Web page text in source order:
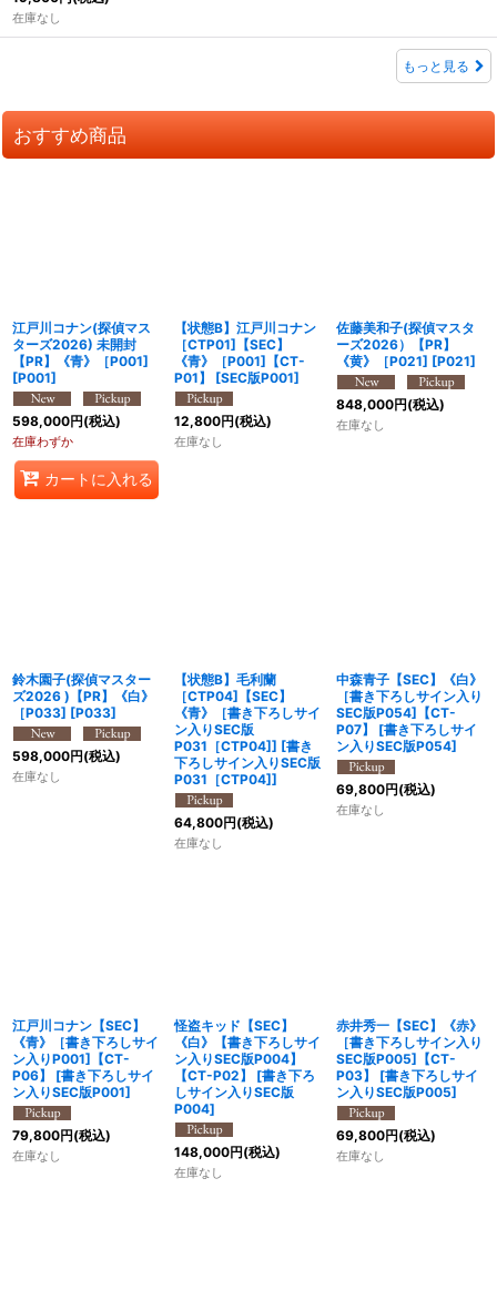
在庫なし
もっと見る
おすすめ商品
江戸川コナン(探偵マス
ターズ2026) 未開封
【PR】《青》［P001]
[P001]
598,000円(税込)
在庫わずか
カートに入れる
【状態B】江戸川コナン
［CTP01]【SEC】
《青》［P001]【CT-
P01】
[SEC版P001]
12,800円(税込)
在庫なし
佐藤美和子(探偵マスタ
ーズ2026）【PR】
《黄》［P021] [P021]
848,000円(税込)
在庫なし
鈴木園子(探偵マスター
ズ2026 )【PR】《白》
［P033] [P033]
598,000円(税込)
在庫なし
【状態B】毛利蘭
［CTP04]【SEC】
《青》［書き下ろしサイ
ン入りSEC版
P031［CTP04]] [書き
下ろしサイン入りSEC版
P031［CTP04]]
64,800円(税込)
在庫なし
中森青子【SEC】《白》
［書き下ろしサイン入り
SEC版P054]【CT-
P07】
[書き下ろしサイ
ン入りSEC版P054]
69,800円(税込)
在庫なし
江戸川コナン【SEC】
《青》［書き下ろしサイ
ン入りP001]【CT-
P06】
[書き下ろしサイ
ン入りSEC版P001]
79,800円(税込)
在庫なし
怪盗キッド【SEC】
《白》【書き下ろしサイ
ン入りSEC版P004】
【CT-P02】
[書き下ろ
しサイン入りSEC版
P004]
148,000円(税込)
在庫なし
赤井秀一【SEC】《赤》
［書き下ろしサイン入り
SEC版P005]【CT-
P03】
[書き下ろしサイ
ン入りSEC版P005]
69,800円(税込)
在庫なし